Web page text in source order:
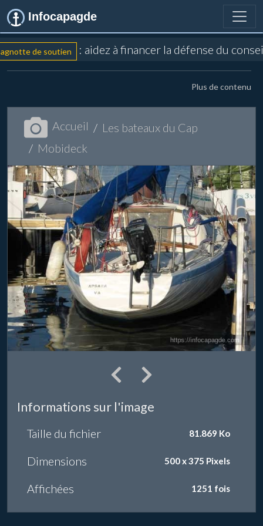
Infocapagde
de soutien : aidez à financer la défense du
Plus de contenu
Accueil
Les bateaux du Cap
Mobideck
Informations sur l'image
Taille du fichier 81.869 Ko
Dimensions 500 x 375 Pixels
Affichées 1251 fois